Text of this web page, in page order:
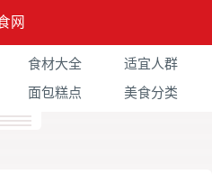
网
食材大全
适宜人群
面包糕点 美食分类